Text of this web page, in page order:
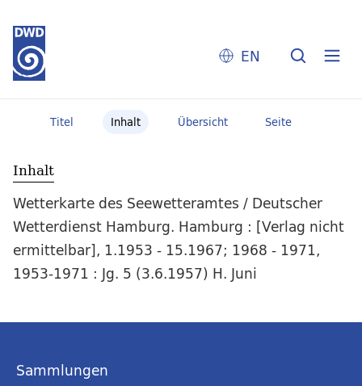
EN
Titel Inhalt Übersicht Seite
Inhalt
Wetterkarte des Seewetteramtes / Deutscher
Wetterdienst Hamburg. Hamburg : [Verlag nicht
ermittelbar], 1.1953 - 15.1967; 1968 - 1971,
1953-1971 : Jg. 5 (3.6.1957) H. Juni
Sammlungen